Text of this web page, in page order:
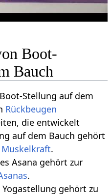
Boot-
Bauch
Stellung auf dem
Rückbeugen
die entwickelt
auf dem Bauch gehört
.
Asana gehört zur
.
gehört zu